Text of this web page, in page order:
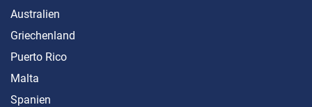
Australien
Griechenland
Puerto Rico
Malta
Spanien